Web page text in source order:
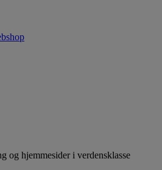
og hjemmesider i verdensklasse